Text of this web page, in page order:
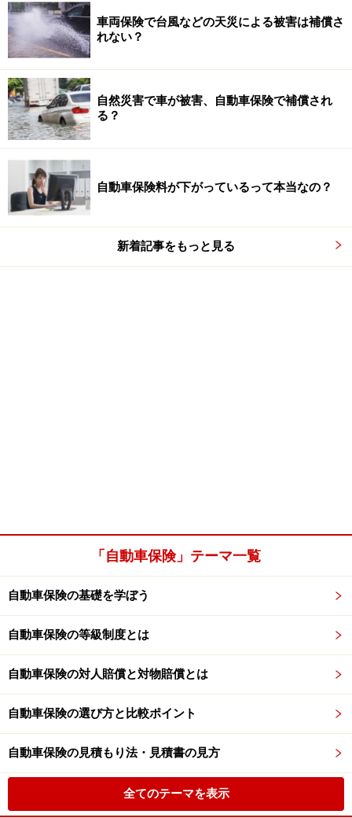
車両保険で台風などの天災による被害は補償さ
れない？
自然災害で車が被害、自動車保険で補償され
る？
自動車保険料が下がっているって本当なの？
新着記事をもっと見る
「自動車保険」テーマ一覧
自動車保険の基礎を学ぼう
自動車保険の等級制度とは
自動車保険の対人賠償と対物賠償とは
自動車保険の選び方と比較ポイント
自動車保険の見積もり法・見積書の見方
全てのテーマを表示